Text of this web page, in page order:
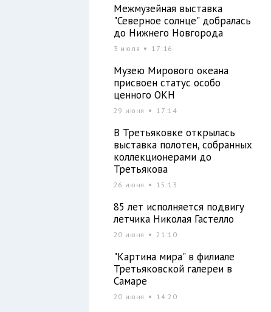
Межмузейная выставка
"Северное солнце" добралась
до Нижнего Новгорода
3 июля 17:16
Музею Мирового океана
присвоен статус особо
ценного ОКН
29 июня 17:14
В Третьяковке открылась
выставка полотен, собранных
коллекционерами до
Третьякова
26 июня 15:13
85 лет исполняется подвигу
летчика Николая Гастелло
20 июня 21:10
"Картина мира" в филиале
Третьяковской галереи в
Самаре
20 июня 14:20